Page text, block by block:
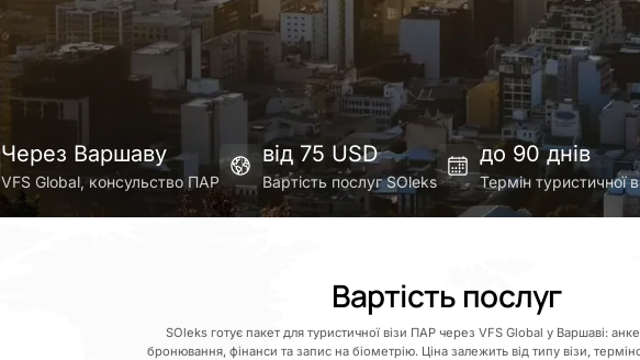
Через Варшаву
VFS Global, консульство ПАР
від 75 USD
Вартість послуг SOleks
до 90 днів
Термін туристичної
Вартість послуг
SOleks готує пакет для туристичної візи ПАР через VFS Global у Варшаві:
бронювання, фінанси та запис на біометрію. Ціна залежить від типу візи,